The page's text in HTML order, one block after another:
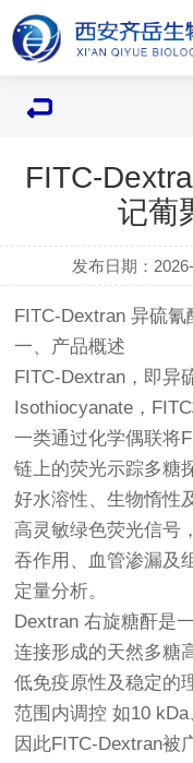
FITC-
记葡
发布日期：
FITC-Dextran 异硫
一、产品概述
FITC-Dextran，即异
Isothiocyanate，
一类通过化学偶联将
链上的荧光示踪多糖
好水溶性、生物惰性
高灵敏绿色荧光信号
吞作用、血管渗漏及
定量分析。
Dextran 右旋糖酐是
连接形成的天然多糖
低免疫原性及稳定的
范围内调控 如10 kDa
因此FITC-Dextran被